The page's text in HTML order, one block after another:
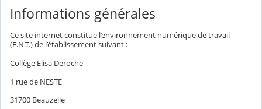
Informations générales
Ce site internet constitue l’environnement numérique de travail
(E.N.T.) de l’établissement suivant :
Collège Elisa Deroche
1 rue de NESTE
31700 Beauzelle